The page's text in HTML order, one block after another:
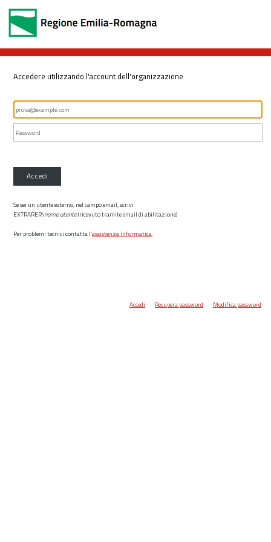
Accedere utilizzando l'account dell'organizzazione
Accedi
Se sei un utente esterno, nel campo email, scrivi
EXTRARER\nome utente(ricevuto tramite email di abilitazione)
Per problemi tecnici contatta l’assistenza informatica.
Accedi Recupera password Modifica password